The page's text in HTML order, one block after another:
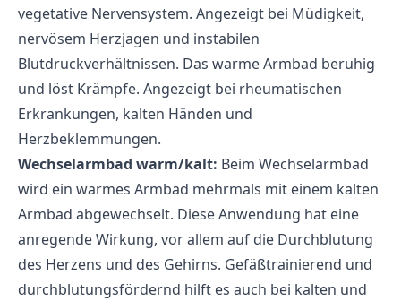
vegetative Nervensystem. Angezeigt bei Müdigkeit,
nervösem Herzjagen und instabilen
Blutdruckverhältnissen. Das warme Armbad beruhig
und löst Krämpfe. Angezeigt bei rheumatischen
Erkrankungen, kalten Händen und
Herzbeklemmungen.
Wechselarmbad warm/kalt: Beim Wechselarmbad
wird ein warmes Armbad mehrmals mit einem kalten
Armbad abgewechselt. Diese Anwendung hat eine
anregende Wirkung, vor allem auf die Durchblutung
des Herzens und des Gehirns. Gefäßtrainierend und
durchblutungsfördernd hilft es auch bei kalten und